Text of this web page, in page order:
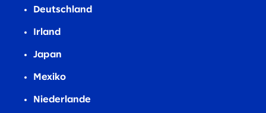
Deutschland
Irland
Japan
Mexiko
Niederlande